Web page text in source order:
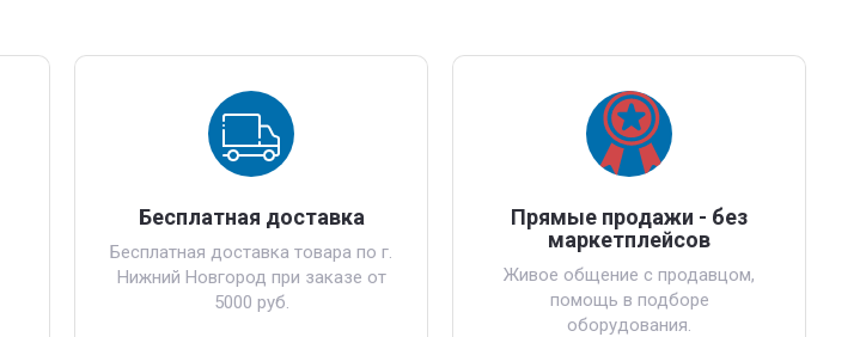
Бесплатная доставка
Бесплатная доставка товара по г.
Нижний Новгород при заказе от
5000 руб.
Прямые продажи - без
маркетплейсов
Живое общение с продавцом,
помощь в подборе
оборудования.